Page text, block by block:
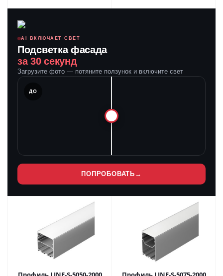
AI ВКЛЮЧАЕТ СВЕТ
Подсветка фасада
за 30 секунд
Загрузите фото — потяните ползунок и включите свет
ДО
ПОПРОБОВАТЬ →